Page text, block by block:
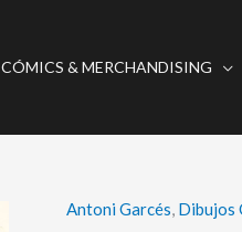
CÓMICS & MERCHANDISING
Antoni Garcés, Dibujos
Cautiva